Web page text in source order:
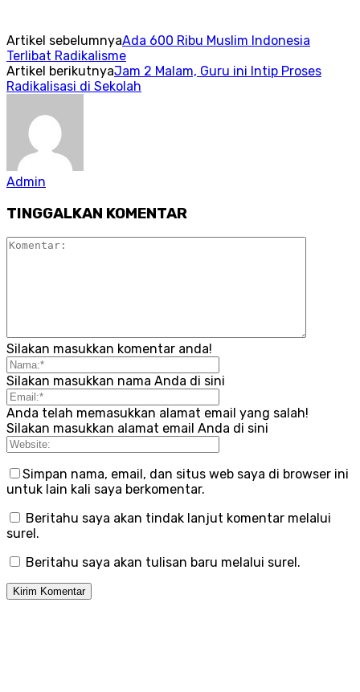
Artikel sebelumnyaAda 600 Ribu Muslim Indonesia
Terlibat Radikalisme
Artikel berikutnyaJam 2 Malam, Guru ini Intip Proses
Radikalisasi di Sekolah
Admin
TINGGALKAN KOMENTAR
Silakan masukkan komentar anda!
Silakan masukkan nama Anda di sini
Anda telah memasukkan alamat email yang salah!
Silakan masukkan alamat email Anda di sini
Simpan nama, email, dan situs web saya di browser ini
untuk lain kali saya berkomentar.
Beritahu saya akan tindak lanjut komentar melalui
surel.
Beritahu saya akan tulisan baru melalui surel.